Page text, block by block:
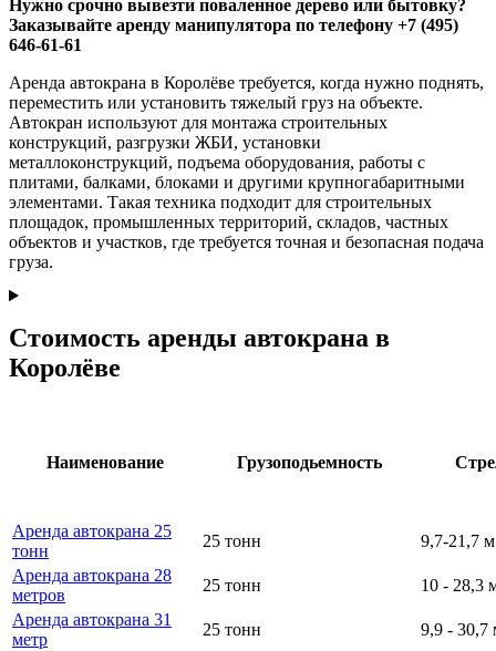
Нужно срочно вывезти поваленное дерево или бытовку?
Заказывайте аренду манипулятора по телефону +7 (495)
646-61-61
Аренда автокрана в Королёве требуется, когда нужно поднять,
переместить или установить тяжелый груз на объекте.
Автокран используют для монтажа строительных
конструкций, разгрузки ЖБИ, установки
металлоконструкций, подъема оборудования, работы с
плитами, балками, блоками и другими крупногабаритными
элементами. Такая техника подходит для строительных
площадок, промышленных территорий, складов, частных
объектов и участков, где требуется точная и безопасная подача
груза.
Стоимость аренды автокрана в
Королёве
Наименование Грузоподьемность
Аренда автокрана 25
тонн
25 тонн
9,7-21,7 м
Аренда автокрана 28
метров
25 тонн
10 - 28,3
Аренда автокрана 31
метр
25 тонн
9,9 - 30,7